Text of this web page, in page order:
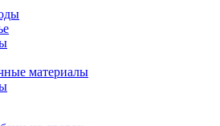
материалы